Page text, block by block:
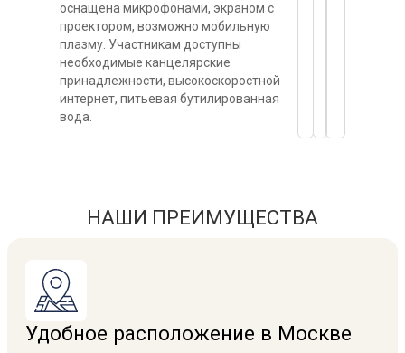
оснащена микрофонами, экраном с
проектором, возможно мобильную
плазму. Участникам доступны
необходимые канцелярские
принадлежности, высокоскоростной
интернет, питьевая бутилированная
вода.
НАШИ ПРЕИМУЩЕСТВА
Удобное расположение в Москве